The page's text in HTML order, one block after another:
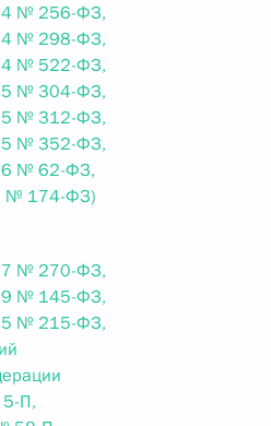
правонарушениях
«О защите прав потребителей»
№ 256-ФЗ,
№ 298-ФЗ,
№ 522-ФЗ,
№ 304-ФЗ,
№ 312-ФЗ,
№ 352-ФЗ,
№ 62-ФЗ,
№ 174-ФЗ)
№ 270-ФЗ,
№ 145-ФЗ,
№ 215-ФЗ,
П,